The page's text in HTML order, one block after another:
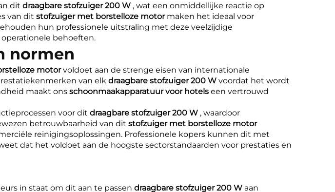
dit draagbare stofzuiger 200 W , wat een onmiddellijke reactie op
van dit stofzuiger met borstelloze motor maken het ideaal voor
hun professionele uitstraling met deze veelzijdige
behoeften.
normen
motorvoldoet aan de strenge eisen van internationale
van elk draagbare stofzuiger 200 W voordat het wordt
maakt ons schoonmaakapparatuur voor hotels een vertrouwd
voor dit draagbare stofzuiger 200 W , waardoor
betrouwbaarheid van dit stofzuiger met borstelloze motor
reinigingsoplossingen. Professionele kopers kunnen dit met
dat het voldoet aan de hoogste sectorstandaarden voor prestaties en
in staat om dit aan te passen draagbare stofzuiger 200 W aan